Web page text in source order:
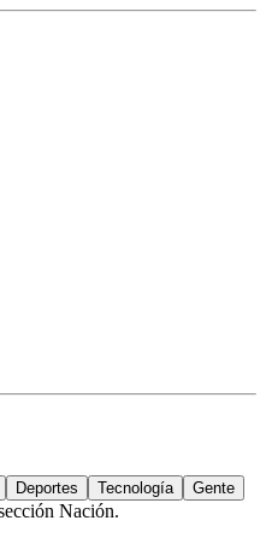
Deportes Tecnología Gente
Nación.